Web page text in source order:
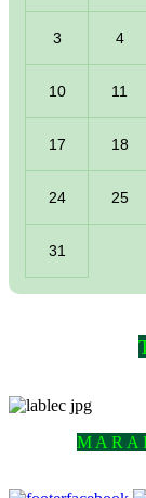
3 4
10 11
17 18
24 25
31
M A R A